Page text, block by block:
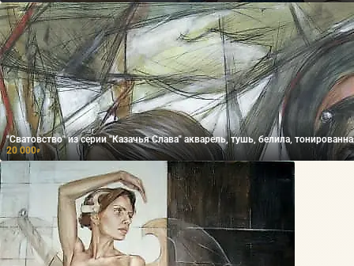
"Сватовство" из серии "Казачья Слава" акварель, тушь, белила,
20 000₽